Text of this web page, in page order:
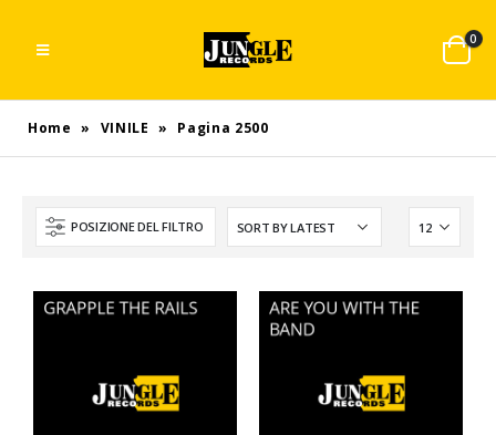
0
Home » VINILE » Pagina 2500
POSIZIONE DEL FILTRO